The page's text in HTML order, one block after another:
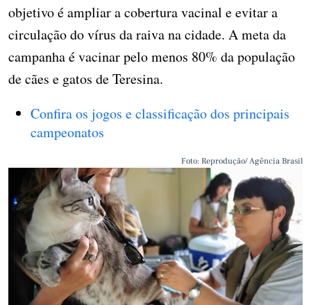
objetivo é ampliar a cobertura vacinal e evitar a
circulação do vírus da raiva na cidade. A meta da
campanha é vacinar pelo menos 80% da população
de cães e gatos de Teresina.
Confira os jogos e classificação dos principais
campeonatos
Foto: Reprodução/ Agência Brasil